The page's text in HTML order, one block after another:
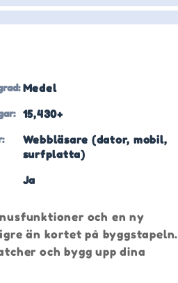
Medel
15,430+
Webbläsare (dator, mobil,
surfplatta)
Ja
och en ny
än kortet på byggstapeln.
och bygg upp dina